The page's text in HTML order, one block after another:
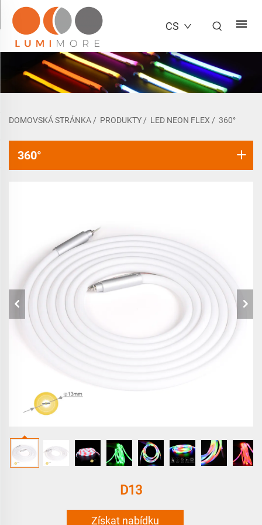
CS
DOMOVSKÁ STRÁNKA / PRODUKTY / LED NEON FLEX / 360°
360°
D13
Získat nabídku